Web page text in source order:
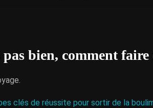
pas bien, comment
clés de réussite pour sortir de la